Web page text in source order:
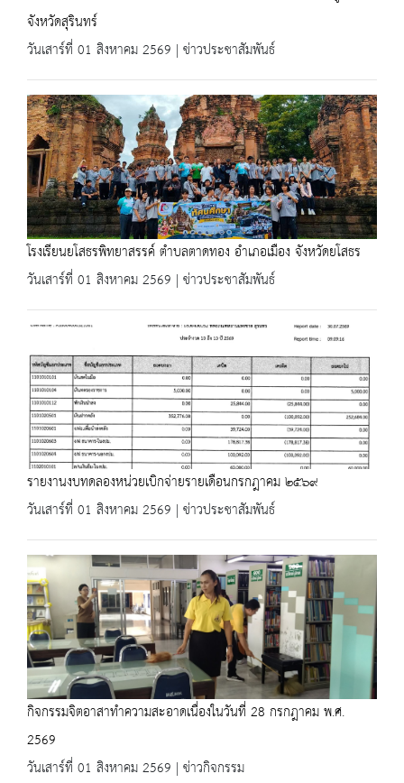
จังหวัดสุรินทร์
วันเสาร์ที่ 01 สิงหาคม 2569 | ข่าวประชาสัมพันธ์
โรงเรียนยโสธรพิทยาสรรค์ ตำบลตาดทอง อำเภอเมือง จังหวัดยโสธร
วันเสาร์ที่ 01 สิงหาคม 2569 | ข่าวประชาสัมพันธ์
รายงานงบทดลองหน่วยเบิกจ่ายรายเดือนกรกฎาคม ๒๕๖๙
วันเสาร์ที่ 01 สิงหาคม 2569 | ข่าวประชาสัมพันธ์
กิจกรรมจิตอาสาทำความสะอาดเนื่องในวันที่ 28 กรกฎาคม พ.ศ.
2569
วันเสาร์ที่ 01 สิงหาคม 2569 | ข่าวกิจกรรม